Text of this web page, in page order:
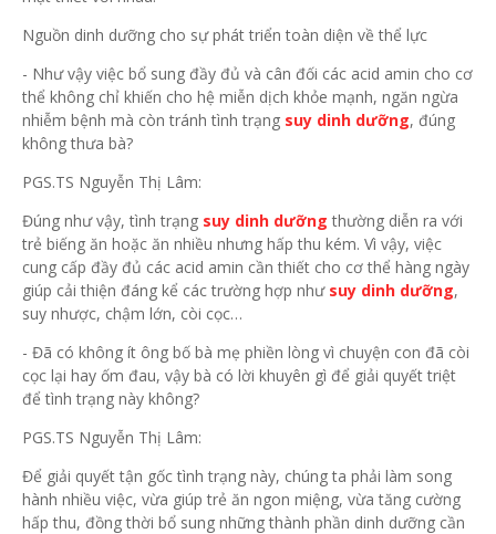
Nguồn dinh dưỡng cho sự phát triển toàn diện về thể lực
- Như vậy việc bổ sung đầy đủ và cân đối các acid amin cho cơ
thể không chỉ khiến cho hệ miễn dịch khỏe mạnh, ngăn ngừa
nhiễm bệnh mà còn tránh tình trạng suy dinh dưỡng, đúng
không thưa bà?
PGS.TS Nguyễn Thị Lâm:
Đúng như vậy, tình trạng suy dinh dưỡng thường diễn ra với
trẻ biếng ăn hoặc ăn nhiều nhưng hấp thu kém. Vì vậy, việc
cung cấp đầy đủ các acid amin cần thiết cho cơ thể hàng ngày
giúp cải thiện đáng kể các trường hợp như suy dinh dưỡng,
suy nhược, chậm lớn, còi cọc…
- Đã có không ít ông bố bà mẹ phiền lòng vì chuyện con đã còi
cọc lại hay ốm đau, vậy bà có lời khuyên gì để giải quyết triệt
để tình trạng này không?
PGS.TS Nguyễn Thị Lâm:
Để giải quyết tận gốc tình trạng này, chúng ta phải làm song
hành nhiều việc, vừa giúp trẻ ăn ngon miệng, vừa tăng cường
hấp thu, đồng thời bổ sung những thành phần dinh dưỡng cần